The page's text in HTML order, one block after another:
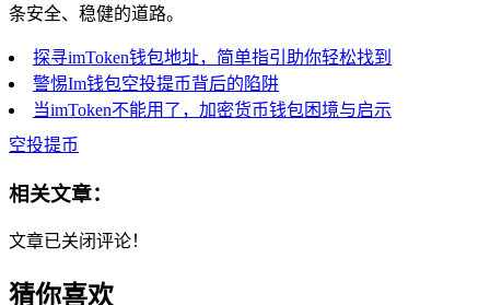
条安全、稳健的道路。
探寻imToken钱包地址，简单指引助你轻松找到
警惕Im钱包空投提币背后的陷阱
当imToken不能用了，加密货币钱包困境与启示
空投提币
相关文章：
文章已关闭评论！
猜你喜欢